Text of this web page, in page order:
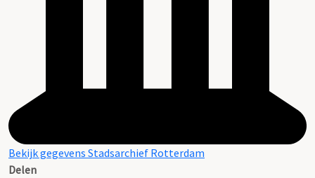
Bekijk gegevens Stadsarchief Rotterdam
Delen